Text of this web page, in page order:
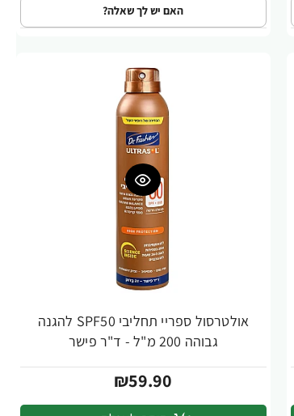
האם יש לך שאלה?
אולטרסול ספריי תחליבי SPF50 להגנה
גבוהה 200 מ"ל - ד"ר פישר
₪59.90